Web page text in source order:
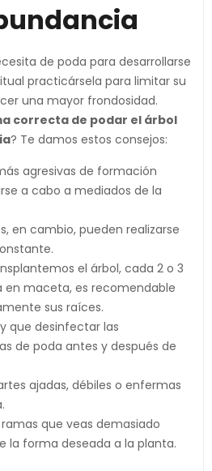
de poda para desarrollarse
practicársela para limitar su
una mayor frondosidad.
correcta de podar el árbol
? Te damos estos consejos:
agresivas de formación
a cabo a mediados de la
en cambio, pueden realizarse
el árbol, cada 2 o 3
en maceta, es recomendable
sus raíces.
que desinfectar las
de poda antes y después de
ajadas, débiles o enfermas
que veas demasiado
la forma deseada a la planta.